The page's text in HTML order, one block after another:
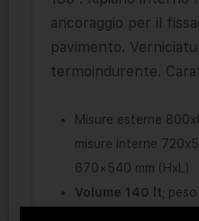
ancoraggio per il
pavimento.
termoindurente.
Misure esterne
misure interne
670×540 mm (HxL)
Volume 140 lt;
4 catenacci